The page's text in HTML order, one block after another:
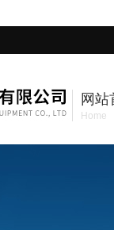
网站
Home